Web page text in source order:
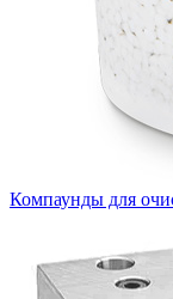
Компаунды для